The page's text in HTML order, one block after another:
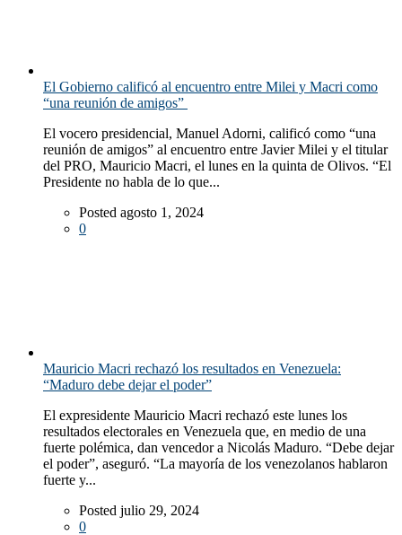
El Gobierno calificó al encuentro entre Milei y Macri como
“una reunión de amigos”
El vocero presidencial, Manuel Adorni, calificó como “una
reunión de amigos” al encuentro entre Javier Milei y el titular
del PRO, Mauricio Macri, el lunes en la quinta de Olivos. “El
Presidente no habla de lo que...
Posted agosto 1, 2024
0
Mauricio Macri rechazó los resultados en Venezuela:
“Maduro debe dejar el poder”
El expresidente Mauricio Macri rechazó este lunes los
resultados electorales en Venezuela que, en medio de una
fuerte polémica, dan vencedor a Nicolás Maduro. “Debe dejar
el poder”, aseguró. “La mayoría de los venezolanos hablaron
fuerte y...
Posted julio 29, 2024
0